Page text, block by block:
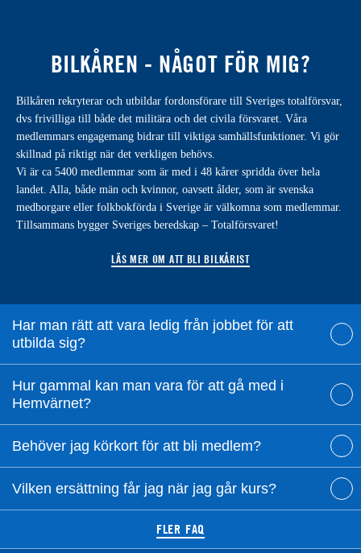
BILKÅREN - NÅGOT FÖR MIG?
Bilkåren rekryterar och utbildar fordonsförare till Sveriges totalförsvar,
dvs frivilliga till både det militära och det civila försvaret. Våra
medlemmars engagemang bidrar till viktiga samhällsfunktioner. Vi gör
skillnad på riktigt när det verkligen behövs.
Vi är ca 5400 medlemmar som är med i 48 kårer spridda över hela
landet. Alla, både män och kvinnor, oavsett ålder, som är svenska
medborgare eller folkbokförda i Sverige är välkomna som medlemmar.
Tillsammans bygger Sveriges beredskap – Totalförsvaret!
LÄS MER OM ATT BLI BILKÅRIST
Har man rätt att vara ledig från jobbet för att
utbilda sig?
Hur gammal kan man vara för att gå med i
Hemvärnet?
Behöver jag körkort för att bli medlem?
Vilken ersättning får jag när jag går kurs?
FLER FAQ